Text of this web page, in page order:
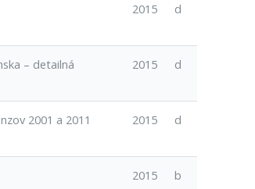
2015 d
– detailná
2015 d
2001 a 2011 2015 d
2015 b